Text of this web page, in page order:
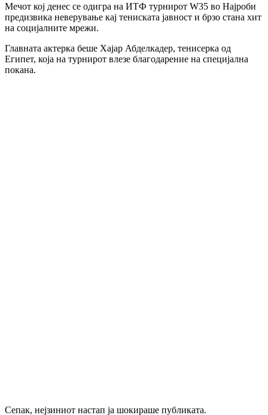
Мечот кој денес се одигра на ИТФ турнирот W35 во Најроби
предизвика неверување кај тениската јавност и брзо стана хит
на социјалните мрежи.
Главната актерка беше Хајар Абделкадер, тенисерка од
Египет, која на турнирот влезе благодарение на специјална
покана.
Сепак, нејзиниот настап ја шокираше публиката.